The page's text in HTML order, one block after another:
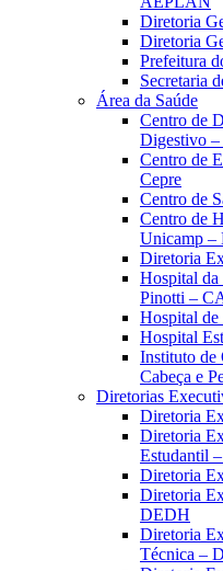
Diretoria
Diretoria
Prefeitura
Secretaria
Área da Saúde
Centro de
Digestivo –
Centro de
Cepre
Centro de
Centro de
Unicamp –
Diretoria
Hospital
Pinotti –
Hospital
Hospital
Instituto
Cabeça e
Diretorias
Diretoria
Diretoria
Estudantil
Diretoria
Diretoria
DEDH
Diretoria
Técnica –